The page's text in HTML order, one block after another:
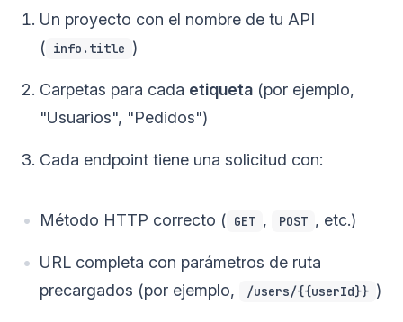
Un proyecto con el nombre de tu API
( info.title )
Carpetas para cada etiqueta (por ejemplo,
"Usuarios", "Pedidos")
Cada endpoint tiene una solicitud con:
Método HTTP correcto ( GET , POST , etc.)
URL completa con parámetros de ruta
precargados (por ejemplo,
/users/{{userId}} )